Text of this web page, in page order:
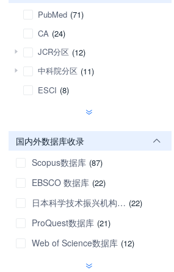
PubMed (71)
CA (24)
JCR分区 (12)
中科院分区 (11)
ESCI (8)
国内外数据库收录
Scopus数据库 (87)
EBSCO 数据库 (22)
日本科学技术振兴机构数据库 (22)
ProQuest数据库 (21)
Web of Science数据库 (12)